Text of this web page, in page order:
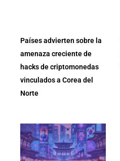
Países advierten sobre la
amenaza creciente de
hacks de criptomonedas
vinculados a Corea del
Norte